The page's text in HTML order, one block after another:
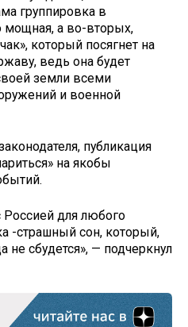
группировка в
мощная, а во-вторых,
который посягнет на
ведь она будет
земли всеми
и военной
публикация
на якобы
для любого
-страшный сон, который,
не сбудется», — подчеркнул